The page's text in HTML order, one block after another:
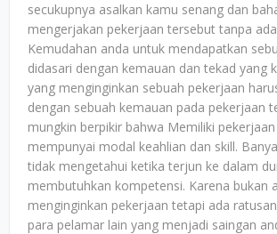
secukupnya asalkan kamu senang dan
mengerjakan pekerjaan tersebut tanpa
Kemudahan anda untuk mendapatkan
didasari dengan kemauan dan tekad yang
yang menginginkan sebuah pekerjaan
dengan sebuah kemauan pada pekerjaan
mungkin berpikir bahwa Memiliki
mempunyai modal keahlian dan skill.
tidak mengetahui ketika terjun ke dalam
membutuhkan kompetensi. Karena bukan
menginginkan pekerjaan tetapi ada
para pelamar lain yang menjadi saingan